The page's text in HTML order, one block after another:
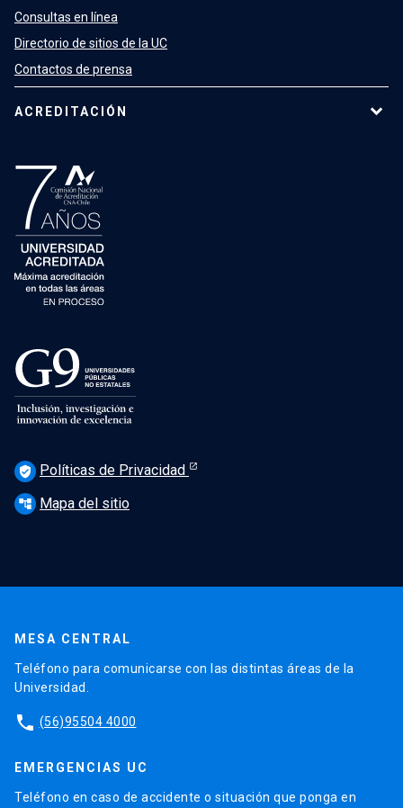
Consultas en línea
Directorio de sitios de la UC
Contactos de prensa
ACREDITACIÓN
verified_user Políticas de Privacidad
account_tree Mapa del sitio
MESA CENTRAL
Teléfono para comunicarse con las distintas áreas de la
Universidad.
phone (56)95504 4000
EMERGENCIAS UC
Teléfono en caso de accidente o situación que ponga en